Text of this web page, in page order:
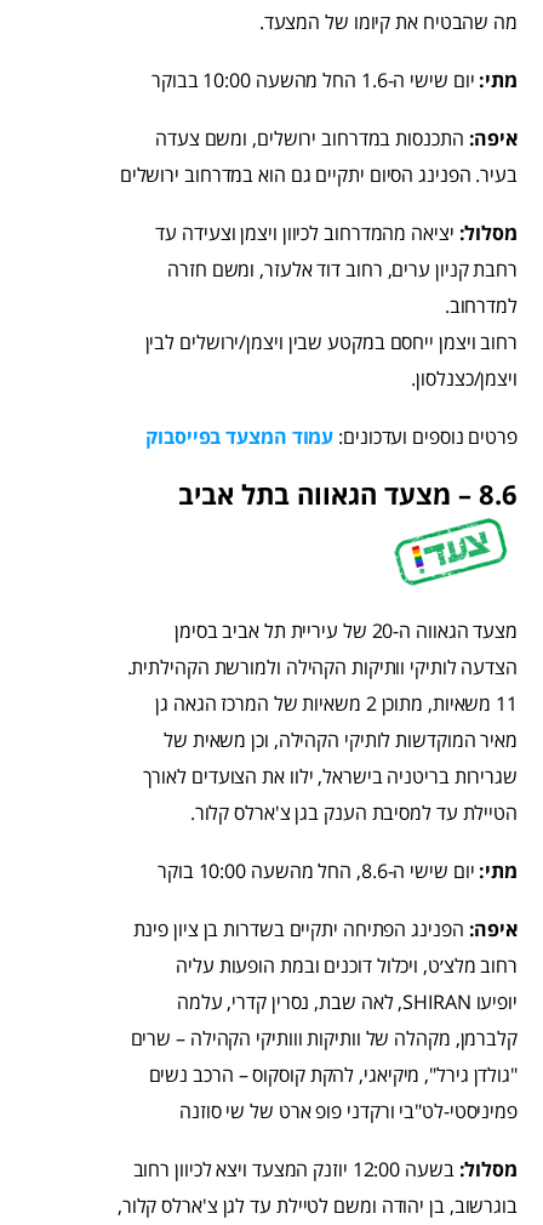
מה שהבטיח את קיומו של המצעד.
מתי: יום שישי ה-1.6 החל מהשעה 10:00 בבוקר
איפה: התכנסות במדרחוב ירושלים, ומשם צעדה
בעיר. הפנינג הסיום יתקיים גם הוא במדרחוב ירושלים
מסלול: יציאה מהמדרחוב לכיוון ויצמן וצעידה עד
רחבת קניון ערים, רחוב דוד אלעזר, ומשם חזרה
למדרחוב.
רחוב ויצמן ייחסם במקטע שבין ויצמן/ירושלים לבין
ויצמן/כצנלסון.
פרטים נוספים ועדכונים: עמוד המצעד בפייסבוק
8.6 – מצעד הגאווה בתל אביב
מצעד הגאווה ה-20 של עיריית תל אביב בסימן
הצדעה לותיקי וותיקות הקהילה ולמורשת הקהילתית.
11 משאיות, מתוכן 2 משאיות של המרכז הגאה גן
מאיר המוקדשות לותיקי הקהילה, וכן משאית של
שגרירות בריטניה בישראל, ילוו את הצועדים לאורך
הטיילת עד למסיבת הענק בגן צ'ארלס קלור.
מתי: יום שישי ה-8.6, החל מהשעה 10:00 בוקר
איפה: הפנינג הפתיחה יתקיים בשדרות בן ציון פינת
רחוב מלצ׳ט, ויכלול דוכנים ובמת הופעות עליה
יופיעו SHIRAN, לאה שבת, נסרין קדרי, עלמה
קלברמן, מקהלה של וותיקות ווותיקי הקהילה – שרים
"גולדן גירל", מיקיאגי, להקת קוסקוס – הרכב נשים
פמיניסטי-לט"בי ורקדני פופ ארט של שי סוזנה
מסלול:
בשעה 12:00 יוזנק המצעד ויצא לכיוון רחוב
בוגרשוב, בן יהודה ומשם לטיילת עד לגן צ'ארלס קלור,